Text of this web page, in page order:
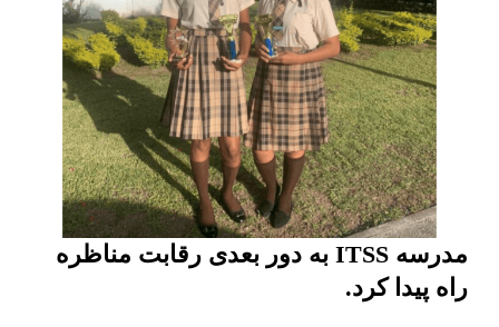
مدرسه ITSS به دور بعدی رقابت مناظره
راه پیدا کرد.